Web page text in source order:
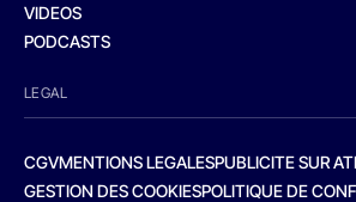
VIDEOS
PODCASTS
LEGAL
CGVMENTIONS LEGALESPUBLICITE SUR
GESTION DES COOKIESPOLITIQUE DE